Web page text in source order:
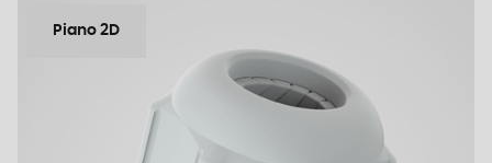
Piano 2D